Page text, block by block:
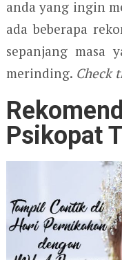
anda yang ingin
ada beberapa
sepanjang masa
merinding. Check
Psikopat